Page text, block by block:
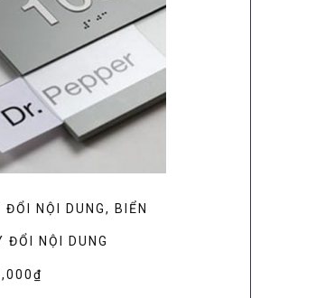
ĐỔI NỘI DUNG, BIỂN
ĐỔI NỘI DUNG
₫